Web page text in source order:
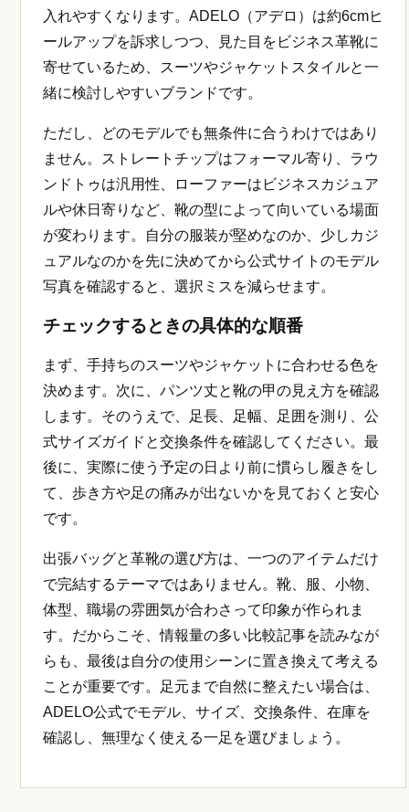
入れやすくなります。ADELO（アデロ）は約6cmヒ
ールアップを訴求しつつ、見た目をビジネス革靴に
寄せているため、スーツやジャケットスタイルと一
緒に検討しやすいブランドです。
ただし、どのモデルでも無条件に合うわけではあり
ません。ストレートチップはフォーマル寄り、ラウ
ンドトゥは汎用性、ローファーはビジネスカジュア
ルや休日寄りなど、靴の型によって向いている場面
が変わります。自分の服装が堅めなのか、少しカジ
ュアルなのかを先に決めてから公式サイトのモデル
写真を確認すると、選択ミスを減らせます。
チェックするときの具体的な順番
まず、手持ちのスーツやジャケットに合わせる色を
決めます。次に、パンツ丈と靴の甲の見え方を確認
します。そのうえで、足長、足幅、足囲を測り、公
式サイズガイドと交換条件を確認してください。最
後に、実際に使う予定の日より前に慣らし履きをし
て、歩き方や足の痛みが出ないかを見ておくと安心
です。
出張バッグと革靴の選び方は、一つのアイテムだけ
で完結するテーマではありません。靴、服、小物、
体型、職場の雰囲気が合わさって印象が作られま
す。だからこそ、情報量の多い比較記事を読みなが
らも、最後は自分の使用シーンに置き換えて考える
ことが重要です。足元まで自然に整えたい場合は、
ADELO公式でモデル、サイズ、交換条件、在庫を
確認し、無理なく使える一足を選びましょう。